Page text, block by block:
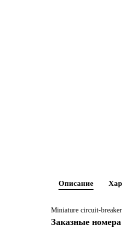
Описание
Miniature circuit-
Заказные